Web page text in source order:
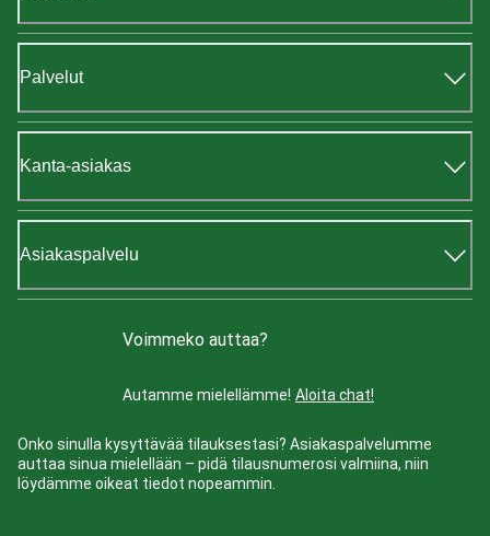
Palvelut
Kanta-asiakas
Asiakaspalvelu
Voimmeko auttaa?
Autamme mielellämme! Aloita chat!
Onko sinulla kysyttävää tilauksestasi? Asiakaspalvelumme
auttaa sinua mielellään – pidä tilausnumerosi valmiina, niin
löydämme oikeat tiedot nopeammin.